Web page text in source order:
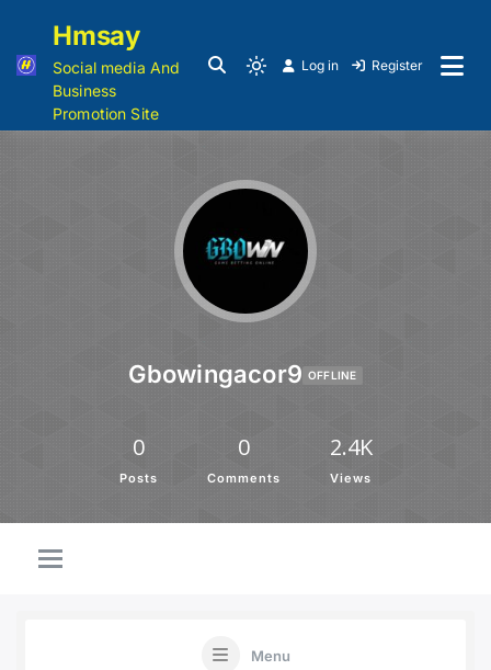
Hmsay
Social media And
Business
Promotion Site
Log in Register
Gbowingacor9 OFFLINE
0
Posts
0
Comments
2.4K
Views
Menu